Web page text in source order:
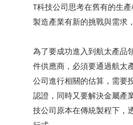
T科技公司思考在舊有的生
製造產業有新的挑戰與需求
為了要成功進入到航太產品
件供應商，必須要通過航太
公司進行相關的估算，需要
認證，同時又要解決金屬產
技公司原本在傳統製程下，